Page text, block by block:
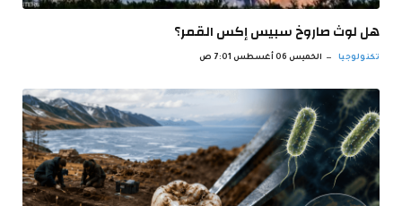
هل لوث صاروخ سبيس إكس القمر؟
تكنولوجيا الخميس 06 أغسطس 7:01 ص